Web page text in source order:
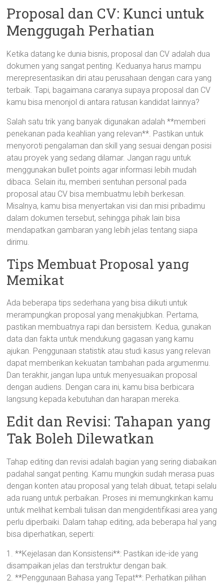
Proposal dan CV: Kunci untuk
Menggugah Perhatian
Ketika datang ke dunia bisnis, proposal dan CV adalah dua
dokumen yang sangat penting. Keduanya harus mampu
merepresentasikan diri atau perusahaan dengan cara yang
terbaik. Tapi, bagaimana caranya supaya proposal dan CV
kamu bisa menonjol di antara ratusan kandidat lainnya?
Salah satu trik yang banyak digunakan adalah **memberi
penekanan pada keahlian yang relevan**. Pastikan untuk
menyoroti pengalaman dan skill yang sesuai dengan posisi
atau proyek yang sedang dilamar. Jangan ragu untuk
menggunakan bullet points agar informasi lebih mudah
dibaca. Selain itu, memberi sentuhan personal pada
proposal atau CV bisa membuatmu lebih berkesan.
Misalnya, kamu bisa menyertakan visi dan misi pribadimu
dalam dokumen tersebut, sehingga pihak lain bisa
mendapatkan gambaran yang lebih jelas tentang siapa
dirimu.
Tips Membuat Proposal yang
Memikat
Ada beberapa tips sederhana yang bisa diikuti untuk
merampungkan proposal yang menakjubkan. Pertama,
pastikan membuatnya rapi dan bersistem. Kedua, gunakan
data dan fakta untuk mendukung gagasan yang kamu
ajukan. Penggunaan statistik atau studi kasus yang relevan
dapat memberikan kekuatan tambahan pada argumenmu.
Dan terakhir, jangan lupa untuk menyesuaikan proposal
dengan audiens. Dengan cara ini, kamu bisa berbicara
langsung kepada kebutuhan dan harapan mereka.
Edit dan Revisi: Tahapan yang
Tak Boleh Dilewatkan
Tahap editing dan revisi adalah bagian yang sering diabaikan
padahal sangat penting. Kamu mungkin sudah merasa puas
dengan konten atau proposal yang telah dibuat, tetapi selalu
ada ruang untuk perbaikan. Proses ini memungkinkan kamu
untuk melihat kembali tulisan dan mengidentifikasi area yang
perlu diperbaiki. Dalam tahap editing, ada beberapa hal yang
bisa diperhatikan, seperti:
1. **Kejelasan dan Konsistensi**: Pastikan ide-ide yang
disampaikan jelas dan terstruktur dengan baik.
2. **Penggunaan Bahasa yang Tepat**: Perhatikan pilihan